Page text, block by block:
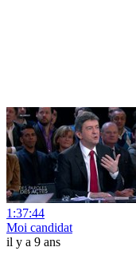
1:37:44
Moi candidat
il y a 9 ans